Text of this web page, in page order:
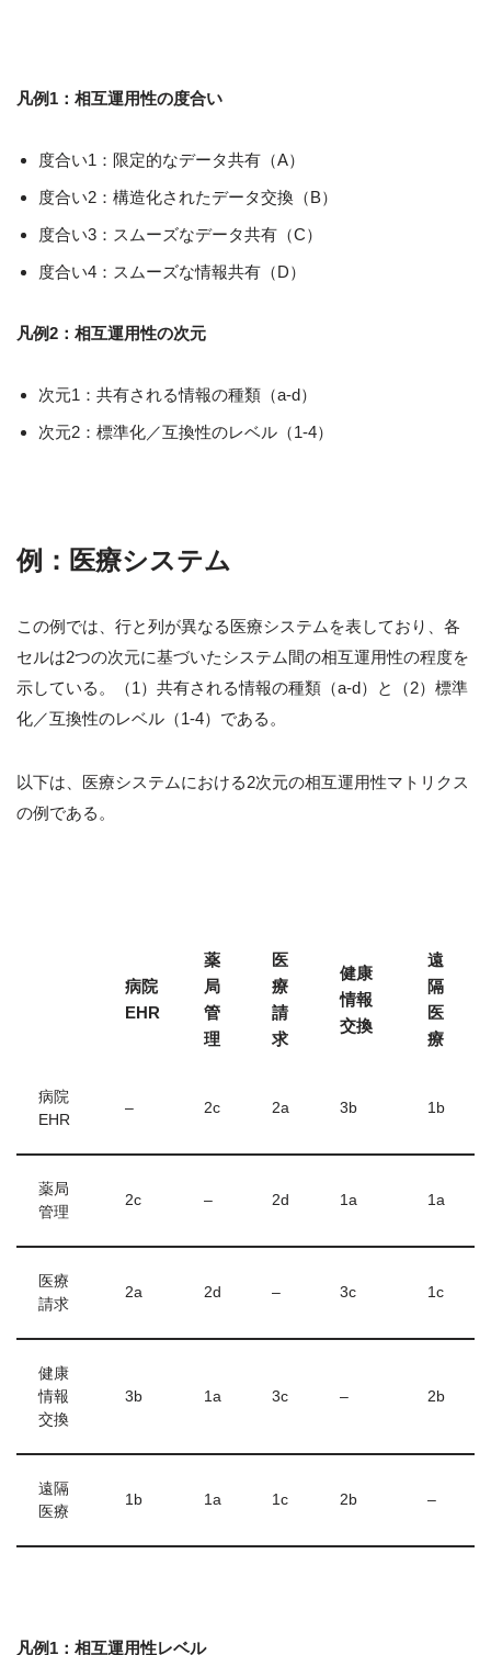
凡例1：相互運用性の度合い
度合い1：限定的なデータ共有（A）
度合い2：構造化されたデータ交換（B）
度合い3：スムーズなデータ共有（C）
度合い4：スムーズな情報共有（D）
凡例2：相互運用性の次元
次元1：共有される情報の種類（a-d）
次元2：標準化／互換性のレベル（1-4）
例：医療システム
この例では、行と列が異なる医療システムを表しており、各
セルは2つの次元に基づいたシステム間の相互運用性の程度を
示している。（1）共有される情報の種類（a-d）と（2）標準
化／互換性のレベル（1-4）である。
以下は、医療システムにおける2次元の相互運用性マトリクス
の例である。
病院
EHR
薬
局
管
理
医
療
請
求
健康
情報
交換
遠
隔
医
療
病院
EHR
– 2c 2a 3b 1b
薬局
管理
2c – 2d 1a 1a
医療
請求
2a 2d – 3c 1c
健康
情報
交換
3b 1a 3c – 2b
遠隔
医療
1b 1a 1c 2b –
凡例1：相互運用性レベル